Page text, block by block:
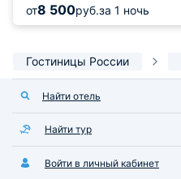
от8 500руб.за 1 ночь
Гостиницы России
Найти отель
Найти тур
Войти в личный кабинет